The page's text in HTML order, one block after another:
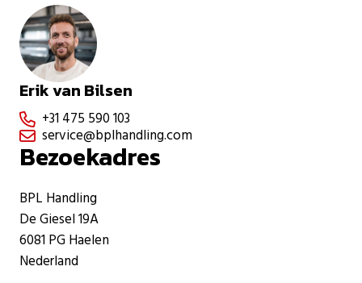
Erik van Bilsen
 +31 475 590 103
 service@bplhandling.com
Bezoekadres
BPL Handling
De Giesel 19A
6081 PG Haelen
Nederland